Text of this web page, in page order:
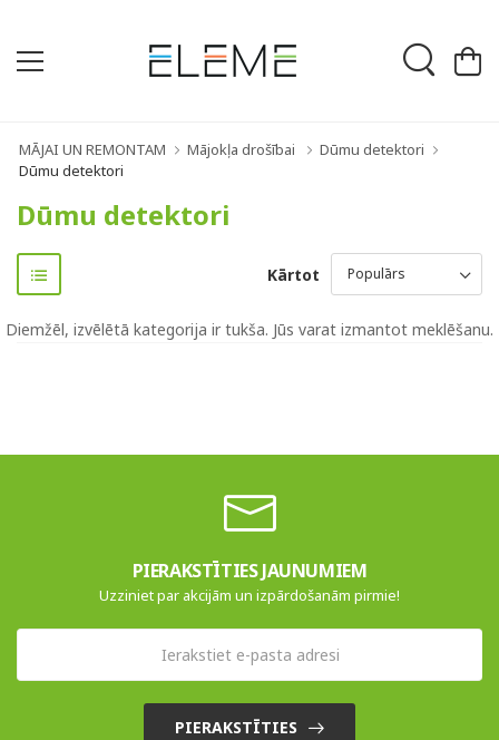
MĀJAI UN REMONTAM Mājokļa drošībai
Dūmu detektori
Dūmu detektori
Dūmu detektori
Kārtot
Diemžēl, izvēlētā kategorija ir tukša. Jūs varat izmantot meklēšanu.
PIERAKSTĪTIES JAUNUMIEM
Uzziniet par akcijām un izpārdošanām pirmie!
PIERAKSTĪTIES